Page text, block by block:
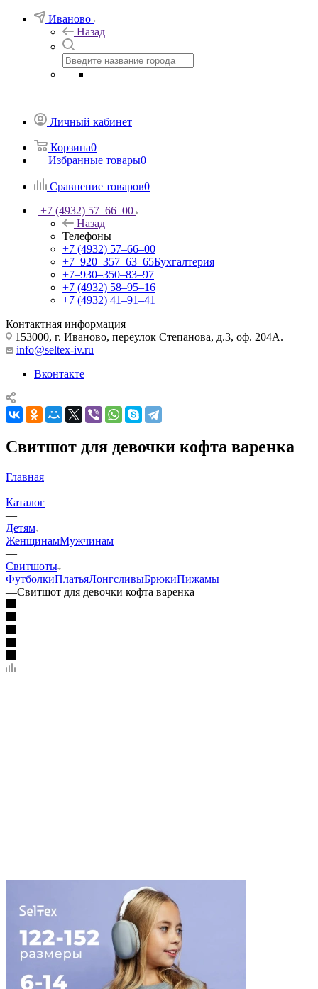
Иваново
Назад
Личный кабинет
Корзина0
Избранные товары0
Сравнение товаров0
+7 (4932) 57‒66‒00
Назад
Телефоны
+7 (4932) 57‒66‒00
+7‒920‒357‒63‒65Бухгалтерия
+7‒930‒350‒83‒97
+7 (4932) 58‒95‒16
+7 (4932) 41‒91‒41
Контактная информация
153000, г. Иваново, переулок Степанова, д.3, оф. 204А.
info@seltex-iv.ru
Вконтакте
Свитшот для девочки кофта варенка
Главная
—
Каталог
—
Детям
ЖенщинамМужчинам
—
Свитшоты
ФутболкиПлатьяЛонгсливыБрюкиПижамы
—Свитшот для девочки кофта варенка